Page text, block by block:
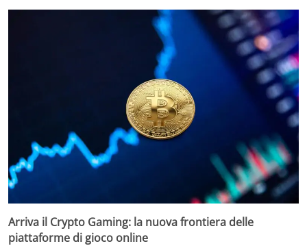
Arriva il Crypto Gaming: la nuova frontiera delle
piattaforme di gioco online